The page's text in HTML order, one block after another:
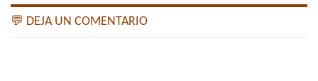
💬 DEJA UN COMENTARIO